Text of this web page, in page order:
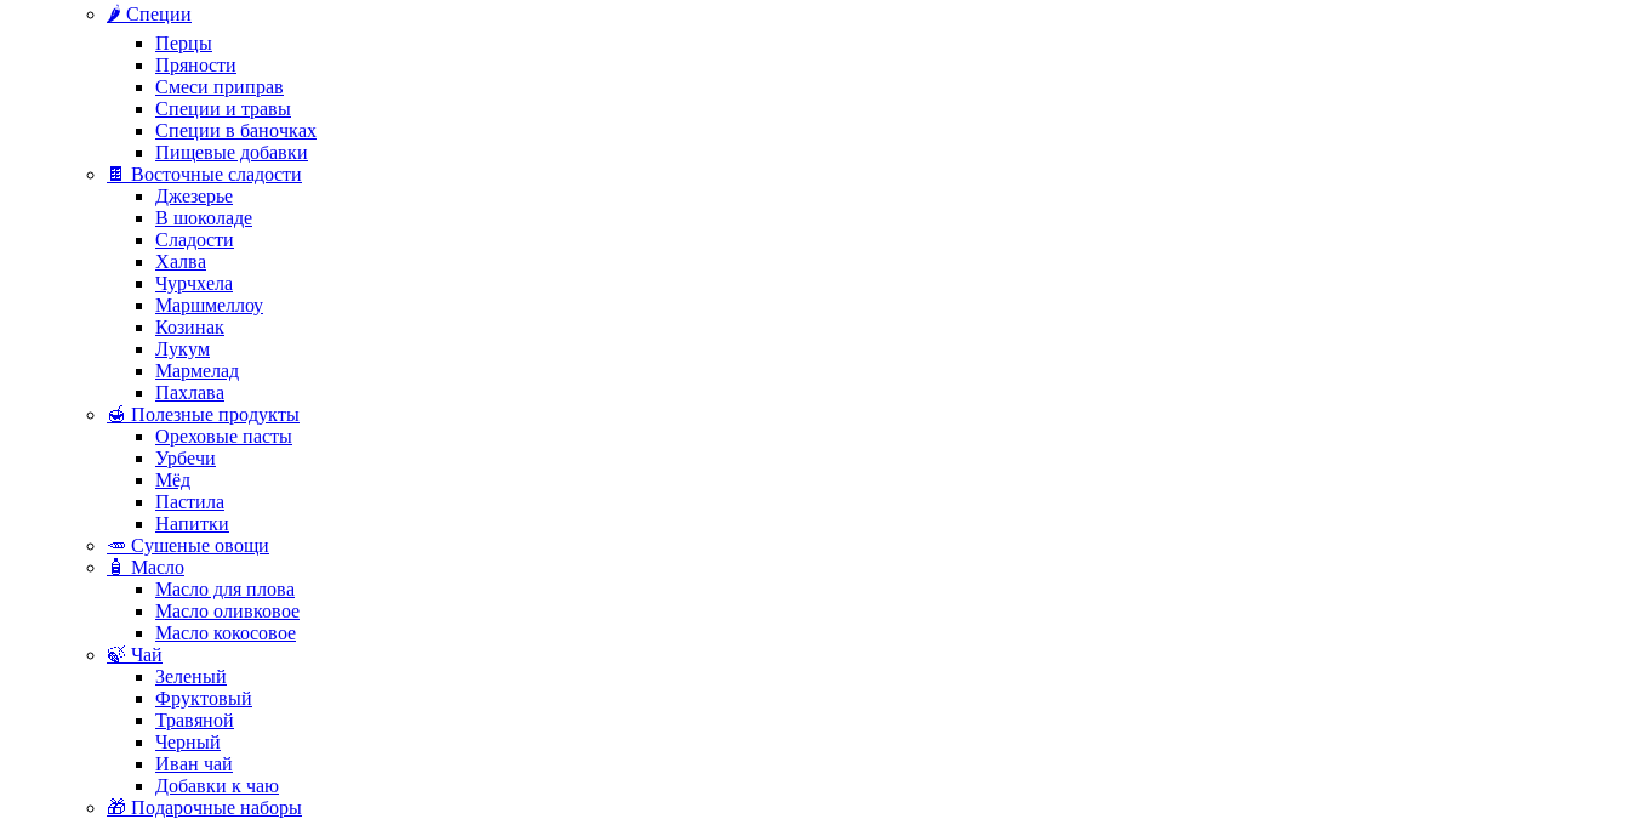
🌶️ Специи
Перцы
Пряности
Смеси приправ
Специи и травы
Специи в баночках
Пищевые добавки
🍫 Восточные сладости
Джезерье
В шоколаде
Сладости
Халва
Чурчхела
Маршмеллоу
Козинак
Лукум
Мармелад
Пахлава
🍯 Полезные продукты
Ореховые пасты
Урбечи
Мёд
Пастила
Напитки
🥕 Сушеные овощи
🧴 Масло
Масло для плова
Масло оливковое
Масло кокосовое
🍃 Чай
Зеленый
Фруктовый
Травяной
Черный
Иван чай
Добавки к чаю
🎁 Подарочные наборы